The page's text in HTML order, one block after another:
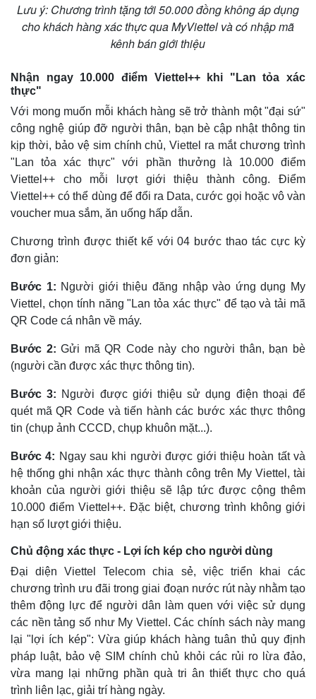
Kinh tế
Bất động sản
Khởi nghiệp
Thị trường
Giá vàng
Tiêu dùng
Tỷ giá
Chứng khoán
Giá cà phê
Lưu ý: Chương trình tặng tới 50.000 đồng không áp dụng
cho khách hàng xác thực qua MyViettel và có nhập mã
kênh bán giới thiệu
Nhận ngay 10.000 điểm Viettel++ khi "Lan tỏa xác
thực"
Với mong muốn mỗi khách hàng sẽ trở thành một "đại sứ"
công nghệ giúp đỡ người thân, bạn bè cập nhật thông tin
kịp thời, bảo vệ sim chính chủ, Viettel ra mắt chương trình
"Lan tỏa xác thực" với phần thưởng là 10.000 điểm
Viettel++ cho mỗi lượt giới thiệu thành công. Điểm
Viettel++ có thể dùng để đổi ra Data, cước gọi hoặc vô vàn
voucher mua sắm, ăn uống hấp dẫn.
Chương trình được thiết kế với 04 bước thao tác cực kỳ
đơn giản:
Bước 1: Người giới thiệu đăng nhập vào ứng dụng My
Viettel, chọn tính năng "Lan tỏa xác thực" để tạo và tải mã
QR Code cá nhân về máy.
Bước 2: Gửi mã QR Code này cho người thân, bạn bè
(người cần được xác thực thông tin).
Bước 3: Người được giới thiệu sử dụng điện thoại để
quét mã QR Code và tiến hành các bước xác thực thông
tin (chụp ảnh CCCD, chụp khuôn mặt...).
Bước 4: Ngay sau khi người được giới thiệu hoàn tất và
hệ thống ghi nhận xác thực thành công trên My Viettel, tài
khoản của người giới thiệu sẽ lập tức được cộng thêm
10.000 điểm Viettel++. Đặc biệt, chương trình không giới
hạn số lượt giới thiệu.
Chủ động xác thực - Lợi ích kép cho người dùng
Đại diện Viettel Telecom chia sẻ, việc triển khai các
chương trình ưu đãi trong giai đoạn nước rút này nhằm tạo
thêm động lực để người dân làm quen với việc sử dụng
các nền tảng số như My Viettel. Các chính sách này mang
lại "lợi ích kép": Vừa giúp khách hàng tuân thủ quy định
pháp luật, bảo vệ SIM chính chủ khỏi các rủi ro lừa đảo,
vừa mang lại những phần quà tri ân thiết thực cho quá
trình liên lạc, giải trí hàng ngày.